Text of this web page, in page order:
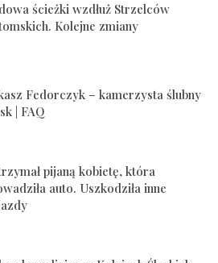
ścieżki wzdłuż Strzelców
Kolejne zmiany
Fedorczyk – kamerzysta ślubny
| FAQ
pijaną kobietę, która
auto. Uszkodziła inne